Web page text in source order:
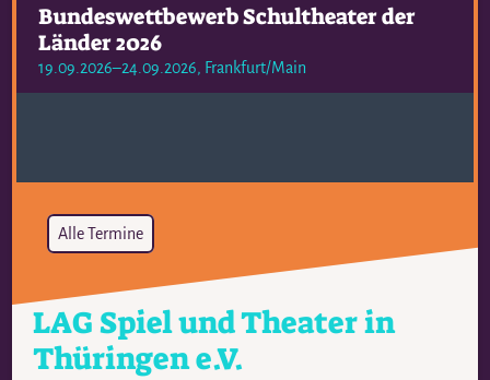
Bundeswettbewerb Schultheater der
Länder 2026
19.09.2026–24.09.2026, Frankfurt/Main
Alle Termine
LAG Spiel und Theater in
Thüringen e.V.